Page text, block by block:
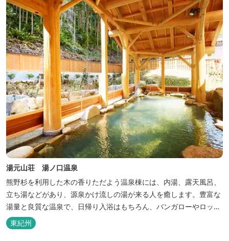
湯元山荘 湯ノ口温泉
熊野杉を利用した木の香りただよう温泉棟には、内湯、露天風呂、
立ち湯などがあり、源泉かけ流しの湯が来る人を癒します。豊富な
湯量と良質な温泉で、日帰り入浴はもちろん、バンガローやロッジ
などの宿泊施設も備えているので、宿泊しながらゆったりと温泉を
楽しむ人も多いです。
東紀州